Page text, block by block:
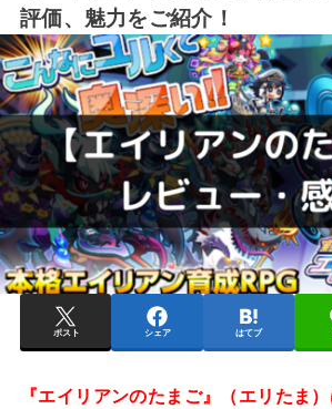
評価、魅力をご紹介！
ポスト シェア はてブ
『エイリアンのたまご』（エリたま